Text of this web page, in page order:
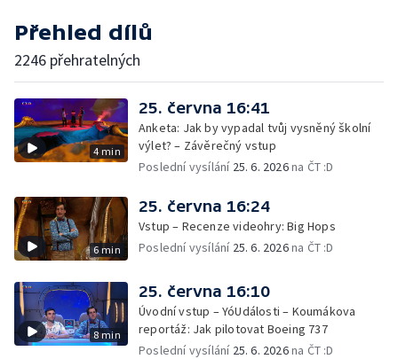
Přehled dílů
2246 přehratelných
4 min
25. června 16:41
Anketa: Jak by vypadal tvůj vysněný školní
výlet? – Závěrečný vstup
Poslední vysílání 25. 6. 2026na ČT :D
6 min
25. června 16:24
Vstup – Recenze videohry: Big Hops
Poslední vysílání 25. 6. 2026na ČT :D
8 min
25. června 16:10
Úvodní vstup – YóUdálosti – Koumákova
reportáž: Jak pilotovat Boeing 737
Poslední vysílání 25. 6. 2026na ČT :D